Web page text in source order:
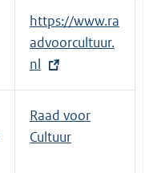
E
x
t
e
r
n
https://www.ra
advoorcultuur.
nl
Raad voor
Cultuur